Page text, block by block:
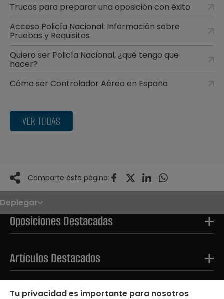
Trucos para preparar una oposición con éxito
Acceso Policía Nacional: Información sobre
Pruebas y Requisitos
Quiero ser Policía Nacional, ¿qué tengo que
hacer?
Cómo ser Controlador Aéreo en España
VER TODAS
Comparte ésta página:
Deplegar
Noticias
Oposiciones
Convocatorias
Paso paso
OPE 2026
Oposiciones Destacadas
Artículos Destacados
Tests Destacados
Tu privacidad es importante para nosotros